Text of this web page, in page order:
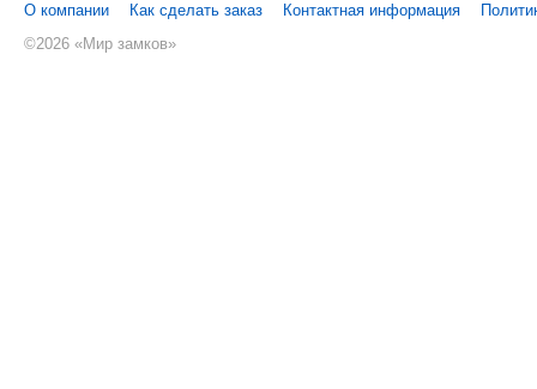
О компании Как сделать заказ Контактная информация
©2026 «Мир замков»